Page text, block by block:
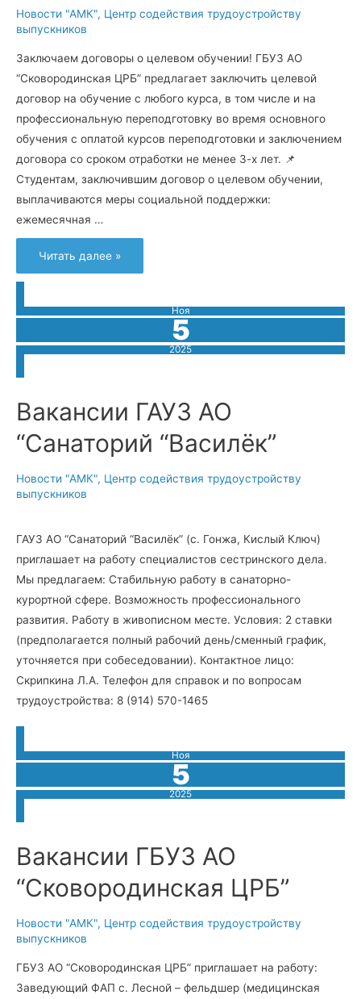
Новости "АМК", Центр содействия трудоустройству
выпускников
Заключаем договоры о целевом обучении! ГБУЗ АО
“Сковородинская ЦРБ” предлагает заключить целевой
договор на обучение с любого курса, в том числе и на
профессиональную переподготовку во время основного
обучения с оплатой курсов переподготовки и заключением
договора со сроком отработки не менее 3-х лет. 📌
Студентам, заключившим договор о целевом обучении,
выплачиваются меры социальной поддержки:
ежемесячная …
ГБУЗ
АО
“Сковородинская
целевой
Читать далее »
Ноя
5
2025
Вакансии ГАУЗ АО
“Санаторий “Василёк”
Новости "АМК", Центр содействия трудоустройству
выпускников
ГАУЗ АО “Санаторий “Василёк” (с. Гонжа, Кислый Ключ)
приглашает на работу специалистов сестринского дела.
Мы предлагаем: Стабильную работу в санаторно-
курортной сфере. Возможность профессионального
развития. Работу в живописном месте. Условия: 2 ставки
(предполагается полный рабочий день/сменный график,
уточняется при собеседовании). Контактное лицо:
Скрипкина Л.А. Телефон для справок и по вопросам
трудоустройства: 8 (914) 570-1465
Ноя
5
2025
Вакансии ГБУЗ АО
“Сковородинская ЦРБ”
Новости "АМК", Центр содействия трудоустройству
выпускников
ГБУЗ АО “Сковородинская ЦРБ” приглашает на работу:
Заведующий ФАП с. Лесной – фельдшер (медицинская